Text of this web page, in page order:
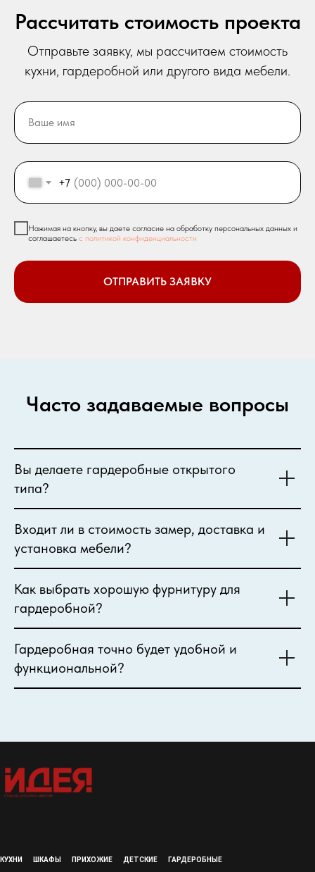
Рассчитать стоимость проекта
Отправьте заявку, мы рассчитаем стоимость
кухни, гардеробной или другого вида мебели.
Ваше имя
+7
Нажимая на кнопку, вы даете согласие на обработку персональных данных и
соглашаетесь c политикой конфиденциальности
ОТПРАВИТЬ ЗАЯВКУ
Часто задаваемые вопросы
Вы делаете гардеробные открытого
типа?
Входит ли в стоимость замер, доставка и
установка мебели?
Как выбрать хорошую фурнитуру для
гардеробной?
Гардеробная точно будет удобной и
функциональной?
КУХНИ ШКАФЫ ПРИХОЖИЕ ДЕТСКИЕ ГАРДЕРОБНЫЕ